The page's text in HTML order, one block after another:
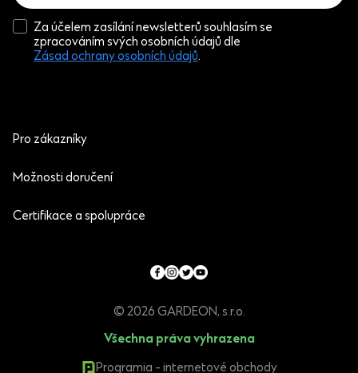
Za účelem zasílání newsletterů souhlasím se
zpracováním svých osobních údajů dle
Zásad ochrany osobních údajů.
Pro zákazníky
Certifikace a spolupráce
Možnosti doručení
© 2026 GARDEON, s.r.o.
Všechna práva vyhrazena
Programia - internetové obchody